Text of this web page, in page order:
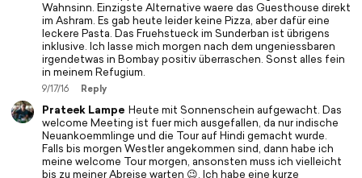
Wahnsinn. Einzigste Alternative waere das Guesthouse direkt
im Ashram. Es gab heute leider keine Pizza, aber dafür eine
leckere Pasta. Das Fruehstueck im Sunderban ist übrigens
inklusive. Ich lasse mich morgen nach dem ungeniessbaren
irgendetwas in Bombay positiv überraschen. Sonst alles fein
in meinem Refugium.
9/17/16 Reply
Prateek Lampe Heute mit Sonnenschein aufgewacht. Das
welcome Meeting ist fuer mich ausgefallen, da nur indische
Neuankoemmlinge und die Tour auf Hindi gemacht wurde.
Falls bis morgen Westler angekommen sind, dann habe ich
meine welcome Tour morgen, ansonsten muss ich vielleicht
bis zu meiner Abreise warten 😉. Ich habe eine kurze